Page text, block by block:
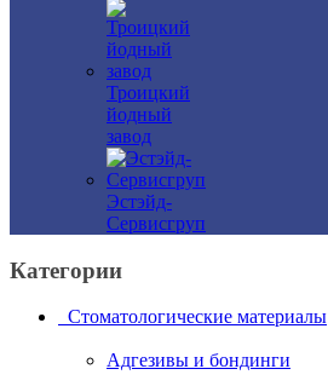
Троицкий
йодный
завод
Эстэйд-
Сервисгруп
Категории
Стоматологические материалы
Адгезивы и бондинги